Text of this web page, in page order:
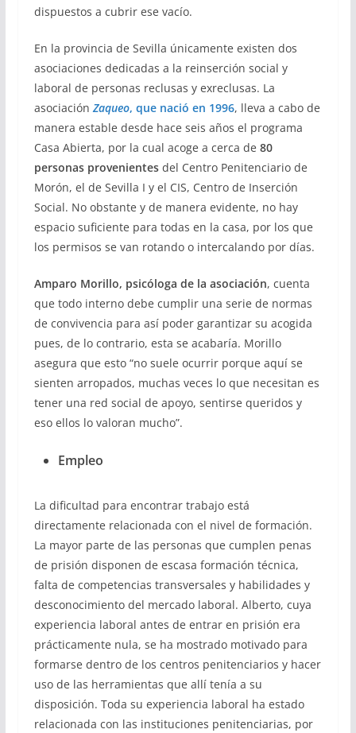
dispuestos a cubrir ese vacío.
En la provincia de Sevilla únicamente existen dos
asociaciones dedicadas a la reinserción social y
laboral de personas reclusas y exreclusas. La
asociaciónZaqueo, que nació en 1996, lleva a cabo de
manera estable desde hace seis años el programa
Casa Abierta, por la cual acoge a cerca de 80
personas provenientesdel Centro Penitenciario de
Morón, el de Sevilla I y el CIS, Centro de Inserción
Social. No obstante y de manera evidente, no hay
espacio suficiente para todas en la casa, por los que
los permisos se van rotando o intercalando por días.
Amparo Morillo, psicóloga de la asociación, cuenta
que todo interno debe cumplir una serie de normas
de convivencia para así poder garantizar su acogida
pues, de lo contrario, esta se acabaría. Morillo
asegura que esto “no suele ocurrir porque aquí se
sienten arropados, muchas veces lo que necesitan es
tener una red social de apoyo, sentirse queridos y
eso ellos lo valoran mucho”.
Empleo
La dificultad para encontrar trabajo está
directamente relacionada con el nivel de formación.
La mayor parte de las personas que cumplen penas
de prisión disponen de escasa formación técnica,
falta de competencias transversales y habilidades y
desconocimiento del mercado laboral. Alberto, cuya
experiencia laboral antes de entrar en prisión era
prácticamente nula, se ha mostrado motivado para
formarse dentro de los centros penitenciarios y hacer
uso de las herramientas que allí tenía a su
disposición. Toda su experiencia laboral ha estado
relacionada con las instituciones penitenciarias, por